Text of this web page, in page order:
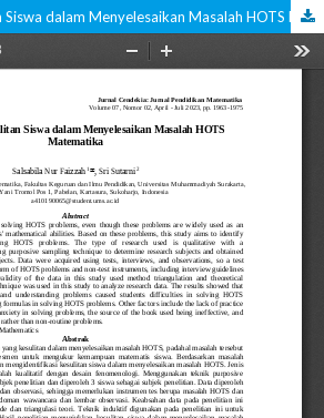
Investigasi Kesulitan Siswa dalam Menyelesaikan Masalah HOTS Matematika